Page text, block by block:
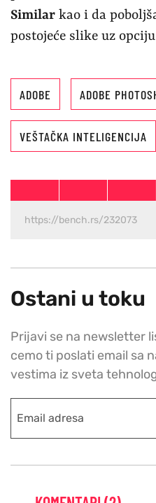
Similar kao i da
postojeće slike uz opciju
ADOBE ADOBE
VEŠTAČKA INTELIGENCIJA
Ostani u toku
Prijavi se na newsletter
cemo ti poslati email sa
vestima iz sveta